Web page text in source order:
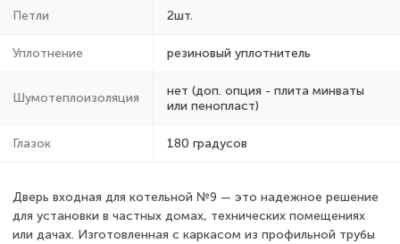
Петли 2шт.
Уплотнение резиновый уплотнитель
Шумотеплоизоляция
нет (доп. опция - плита минваты
или пенопласт)
Глазок 180 градусов
Дверь входная для котельной №9 — это надежное решение
для установки в частных домах, технических помещениях
или дачах. Изготовленная с каркасом из профильной трубы